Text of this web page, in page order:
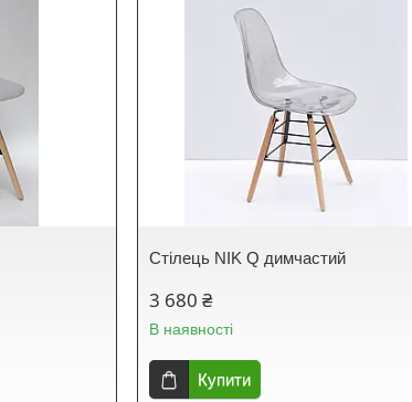
Стілець NIK Q димчастий
3 680 ₴
В наявності
Купити